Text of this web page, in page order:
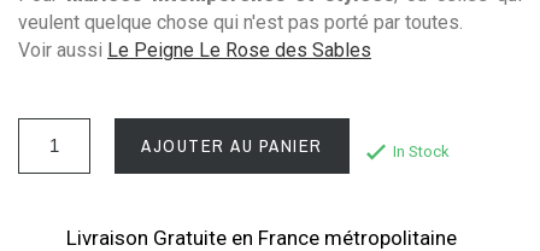
veulent quelque chose qui n'est pas porté par toutes.
Voir aussi Le Peigne Le Rose des Sables
AJOUTER AU PANIER In Stock
Livraison Gratuite en France métropolitaine